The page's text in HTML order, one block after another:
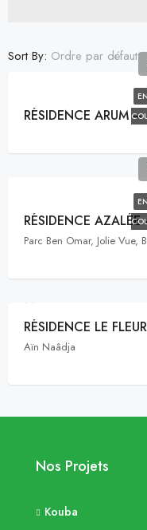
Sort By: Ordre par défaut
EN
RÉSIDENCE ARUM
EN
RÉSIDENCE
RÉSIDENCE LE
Aïn Naâdja
Nos Projets
Kouba